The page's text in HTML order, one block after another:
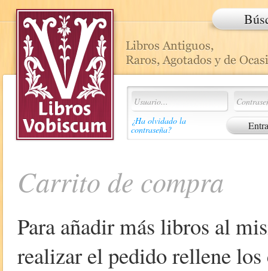
¿Ha olvidado la
contraseña?
Carrito de compra
Para añadir más libros al
realizar el pedido rellene